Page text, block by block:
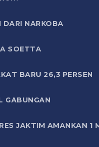
DARI NARKOBA
SOETTA
BARU 26,3 PERSEN
GABUNGAN
JAKTIM AMANKAN 1